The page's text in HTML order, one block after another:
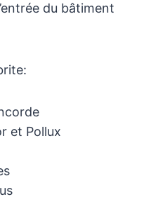
du bâtiment
et Pollux